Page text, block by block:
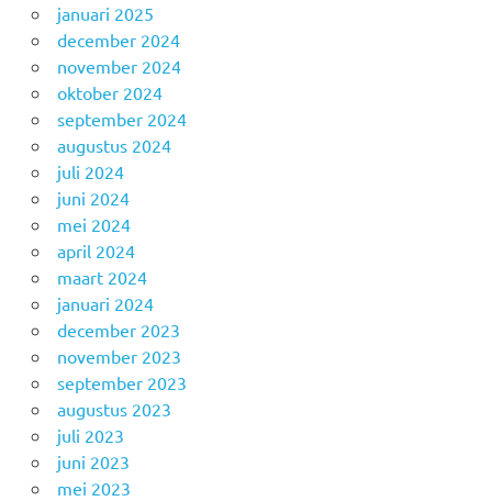
januari 2025
december 2024
november 2024
oktober 2024
september 2024
augustus 2024
juli 2024
juni 2024
mei 2024
april 2024
maart 2024
januari 2024
december 2023
november 2023
september 2023
augustus 2023
juli 2023
juni 2023
mei 2023